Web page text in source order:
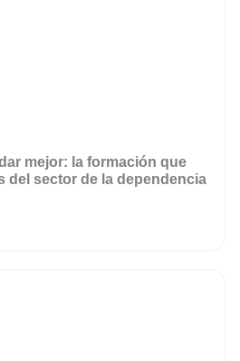
mejor: la formación que
del sector de la dependencia